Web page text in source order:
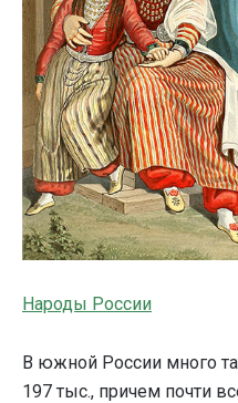
Народы России
В южной России много
197 тыс., причем почти